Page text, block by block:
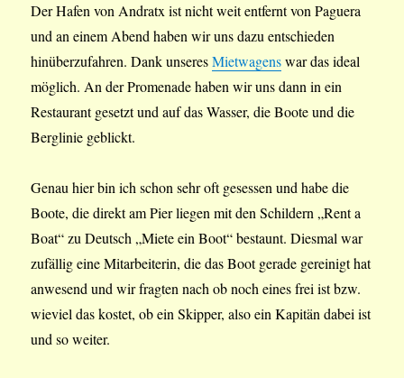
Der Hafen von Andratx ist nicht weit entfernt von Paguera
und an einem Abend haben wir uns dazu entschieden
hinüberzufahren. Dank unseresMietwagenswar das ideal
möglich. An der Promenade haben wir uns dann in ein
Restaurant gesetzt und auf das Wasser, die Boote und die
Berglinie geblickt.
Genau hier bin ich schon sehr oft gesessen und habe die
Boote, die direkt am Pier liegen mit den Schildern „Rent a
Boat“ zu Deutsch „Miete ein Boot“ bestaunt. Diesmal war
zufällig eine Mitarbeiterin, die das Boot gerade gereinigt hat
anwesend und wir fragten nach ob noch eines frei ist bzw.
wieviel das kostet, ob ein Skipper, also ein Kapitän dabei ist
und so weiter.